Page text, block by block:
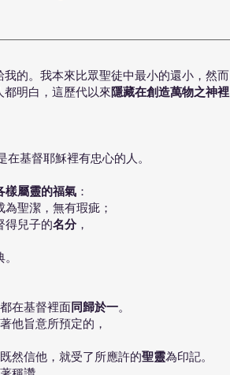
的。我本來比眾聖徒中最小的還小，然而
都明白，這歷代以來隱藏在創造萬物之神裡
基督耶穌裡有忠心的人。
樣屬靈的福氣 ：
聖潔，無有瑕疵；
得兒子的名分，
在基督裡面同歸於一。
他旨意所預定的，
然信他，就受了所應許的聖靈為印記。